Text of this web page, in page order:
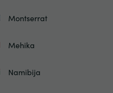
Montserrat
Mehika
Namibija